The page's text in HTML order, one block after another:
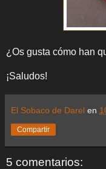
¿Os gusta cómo han
¡Saludos!
El Sobaco de Darel en
Compartir
5 comentarios: